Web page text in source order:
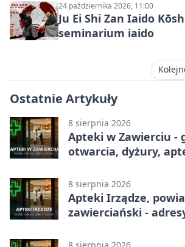
24 października 2026, 11:00
Ju Ei Shi Zan Iaido
seminarium iaido
Ostatnie Artykuły
8 sierpnia 2026
Apteki w Zawierciu -
otwarcia, dyżury,
8 sierpnia 2026
Apteki Irządze,
zawierciański -
8 sierpnia 2026